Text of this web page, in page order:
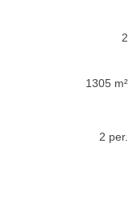
2
1305 m²
2 per.